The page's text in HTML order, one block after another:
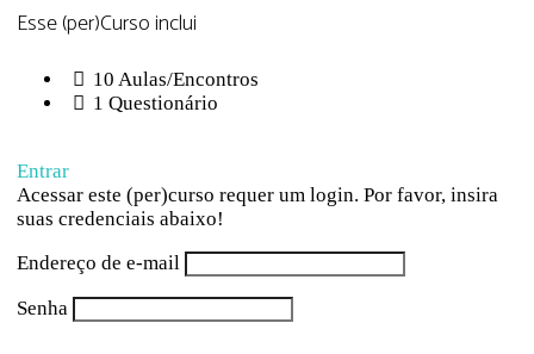
Esse (per)Curso inclui
10 Aulas/Encontros
1 Questionário
Entrar
Acessar este (per)curso requer um login. Por favor, insira
suas credenciais abaixo!
Endereço de e-mail
Senha